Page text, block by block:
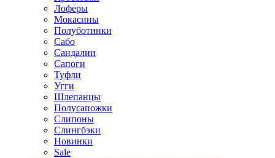
Лоферы
Мокасины
Полуботинки
Сабо
Сандалии
Сапоги
Туфли
Угги
Шлепанцы
Полусапожки
Слипоны
Слингбэки
Новинки
Sale